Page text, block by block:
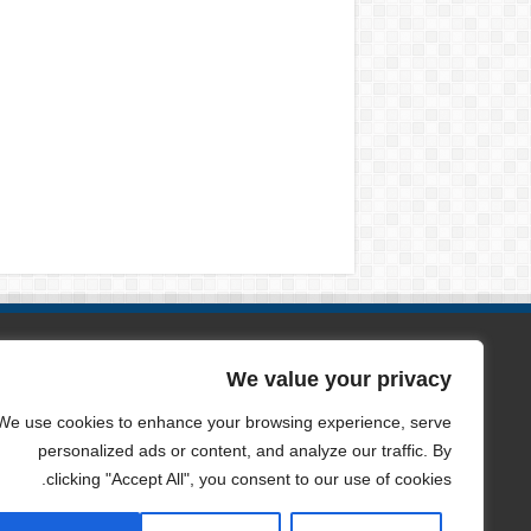
We value your privacy
use cookies to enhance your browsing experience, serve
personalized ads or content, and analyze our traffic. By
clicking "Accept All", you consent to our use of cookies.
الصفحات
من نحن
سياسة الخصوصية
اتصل بنا